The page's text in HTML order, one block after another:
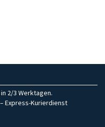
2/3 Werktagen.
Express-Kurierdienst